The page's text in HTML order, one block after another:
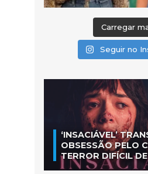
Carregar
Seguir no
‘INSACIÁVEL’
OBSESSÃO PELO
TERROR DIFÍCIL